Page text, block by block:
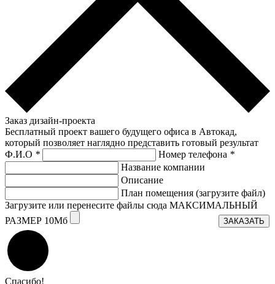
Заказ дизайн-проекта
Бесплатный проект вашего будущего офиса в Автокад,
который позволяет наглядно представить готовый результат
Ф.И.О * Номер телефона *
Название компании
Описание
План помещения (загрузите файл)
Загрузите или перенесите файлы сюда МАКСИМАЛЬНЫЙ
РАЗМЕР 10Мб
ЗАКАЗАТЬ
Спасибо!